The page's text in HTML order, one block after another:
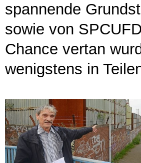
spannende
sowie von
Chance vertan
wenigstens in